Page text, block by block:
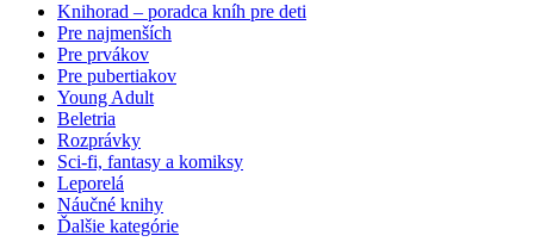
Knihorad – poradca kníh pre deti
Pre najmenších
Pre prvákov
Pre pubertiakov
Young Adult
Beletria
Rozprávky
Sci-fi, fantasy a komiksy
Leporelá
Náučné knihy
Ďalšie kategórie